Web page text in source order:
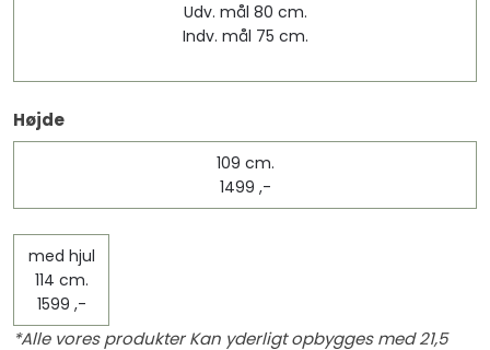
Udv. mål 80 cm.
Indv. mål 75 cm.​
Højde​
109 cm.​
1499 ,-
med hjul
114 cm.​
1599 ,-
*Alle vores produkter Kan yderligt opbygges med 21,5